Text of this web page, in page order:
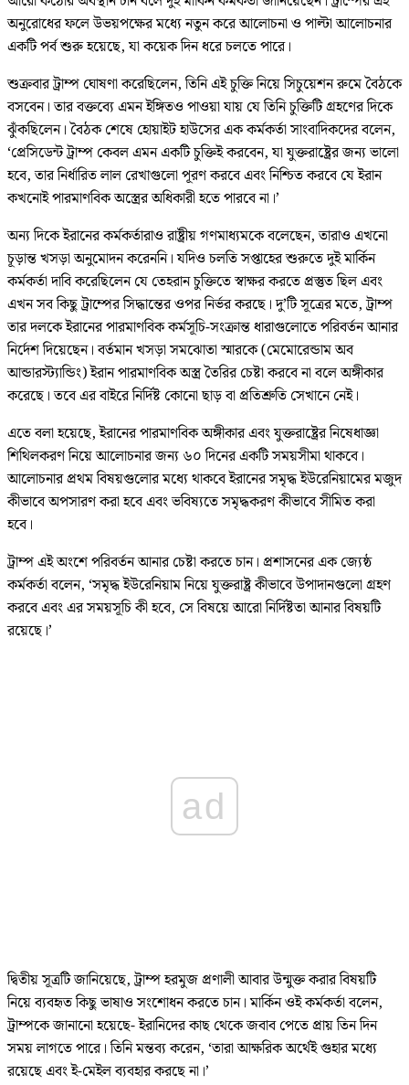
অনুরোধের ফলে উভয়পক্ষের মধ্যে নতুন করে আলোচনা ও পাল্টা আলোচনার
একটি পর্ব শুরু হয়েছে, যা কয়েক দিন ধরে চলতে পারে।
শুক্রবার ট্রাম্প ঘোষণা করেছিলেন, তিনি এই চুক্তি নিয়ে সিচুয়েশন রুমে বৈঠকে
বসবেন। তার বক্তব্যে এমন ইঙ্গিতও পাওয়া যায় যে তিনি চুক্তিটি গ্রহণের দিকে
ঝুঁকছিলেন। বৈঠক শেষে হোয়াইট হাউসের এক কর্মকর্তা সাংবাদিকদের বলেন,
‘প্রেসিডেন্ট ট্রাম্প কেবল এমন একটি চুক্তিই করবেন, যা যুক্তরাষ্ট্রের জন্য ভালো
হবে, তার নির্ধারিত লাল রেখাগুলো পূরণ করবে এবং নিশ্চিত করবে যে ইরান
কখনোই পারমাণবিক অস্ত্রের অধিকারী হতে পারবে না।’
অন্য দিকে ইরানের কর্মকর্তারাও রাষ্ট্রীয় গণমাধ্যমকে বলেছেন, তারাও এখনো
চূড়ান্ত খসড়া অনুমোদন করেননি। যদিও চলতি সপ্তাহের শুরুতে দুই মার্কিন
কর্মকর্তা দাবি করেছিলেন যে তেহরান চুক্তিতে স্বাক্ষর করতে প্রস্তুত ছিল এবং
এখন সব কিছু ট্রাম্পের সিদ্ধান্তের ওপর নির্ভর করছে। দু’টি সূত্রের মতে, ট্রাম্প
তার দলকে ইরানের পারমাণবিক কর্মসূচি-সংক্রান্ত ধারাগুলোতে পরিবর্তন আনার
নির্দেশ দিয়েছেন। বর্তমান খসড়া সমঝোতা স্মারকে (মেমোরেন্ডাম অব
আন্ডারস্ট্যান্ডিং) ইরান পারমাণবিক অস্ত্র তৈরির চেষ্টা করবে না বলে অঙ্গীকার
করেছে। তবে এর বাইরে নির্দিষ্ট কোনো ছাড় বা প্রতিশ্রুতি সেখানে নেই।
এতে বলা হয়েছে, ইরানের পারমাণবিক অঙ্গীকার এবং যুক্তরাষ্ট্রের নিষেধাজ্ঞা
শিথিলকরণ নিয়ে আলোচনার জন্য ৬০ দিনের একটি সময়সীমা থাকবে।
আলোচনার প্রথম বিষয়গুলোর মধ্যে থাকবে ইরানের সমৃদ্ধ ইউরেনিয়ামের মজুদ
কীভাবে অপসারণ করা হবে এবং ভবিষ্যতে সমৃদ্ধকরণ কীভাবে সীমিত করা
হবে।
ট্রাম্প এই অংশে পরিবর্তন আনার চেষ্টা করতে চান। প্রশাসনের এক জ্যেষ্ঠ
কর্মকর্তা বলেন, ‘সমৃদ্ধ ইউরেনিয়াম নিয়ে যুক্তরাষ্ট্র কীভাবে উপাদানগুলো গ্রহণ
করবে এবং এর সময়সূচি কী হবে, সে বিষয়ে আরো নির্দিষ্টতা আনার বিষয়টি
রয়েছে।’
ad
দ্বিতীয় সূত্রটি জানিয়েছে, ট্রাম্প হরমুজ প্রণালী আবার উন্মুক্ত করার বিষয়টি
নিয়ে ব্যবহৃত কিছু ভাষাও সংশোধন করতে চান। মার্কিন ওই কর্মকর্তা বলেন,
ট্রাম্পকে জানানো হয়েছে- ইরানিদের কাছ থেকে জবাব পেতে প্রায় তিন দিন
সময় লাগতে পারে। তিনি মন্তব্য করেন, ‘তারা আক্ষরিক অর্থেই গুহার মধ্যে
রয়েছে এবং ই-মেইল ব্যবহার করছে না।’